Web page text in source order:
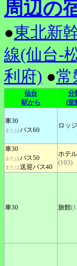
周辺の
●東北新
線(仙台-
利府) ●常
仙台
駅から
分
(室
車30
またはバス60
ロッジ
車30
またはバス50
または送迎バス40
ホテル
(103)
車30 旅館